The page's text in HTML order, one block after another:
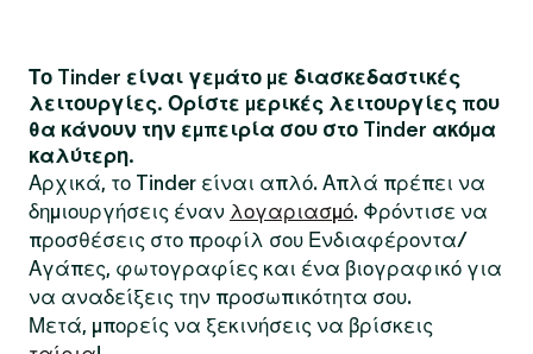
Το Tinder είναι γεμάτο με διασκεδαστικές
λειτουργίες. Ορίστε μερικές λειτουργίες που
θα κάνουν την εμπειρία σου στο Tinder ακόμα
καλύτερη.
Αρχικά, το Tinder είναι απλό. Απλά πρέπει να
δημιουργήσεις έναν λογαριασμό. Φρόντισε να
προσθέσεις στο προφίλ σου Ενδιαφέροντα/
Αγάπες, φωτογραφίες και ένα βιογραφικό για
να αναδείξεις την προσωπικότητα σου.
Μετά, μπορείς να ξεκινήσεις να βρίσκεις